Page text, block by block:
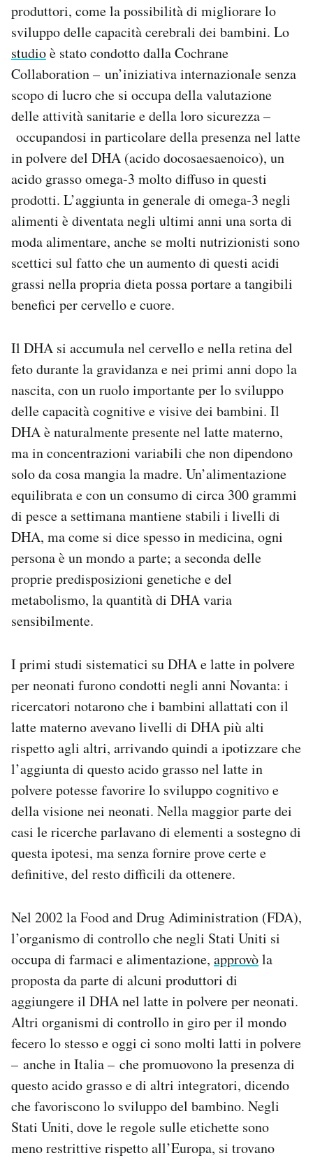
Area Personale
Newsletter
Notifiche mobile
Regala il Post
produttori, come la possibilità di migliorare lo
sviluppo delle capacità cerebrali dei bambini. Lo
studioè stato condotto dalla Cochrane
Collaboration – un’iniziativa internazionale senza
scopo di lucro che si occupa della valutazione
delle attività sanitarie e della loro sicurezza –
occupandosi in particolare della presenza nel latte
in polvere del DHA (acido docosaesaenoico), un
acido grasso omega-3 molto diffuso in questi
prodotti. L’aggiunta in generale di omega-3 negli
alimenti è diventata negli ultimi anni una sorta di
moda alimentare, anche se molti nutrizionisti sono
scettici sul fatto che un aumento di questi acidi
grassi nella propria dieta possa portare a tangibili
benefici per cervello e cuore.
Il DHA si accumula nel cervello e nella retina del
feto durante la gravidanza e nei primi anni dopo la
nascita, con un ruolo importante per lo sviluppo
delle capacità cognitive e visive dei bambini. Il
DHA è naturalmente presente nel latte materno,
ma in concentrazioni variabili che non dipendono
solo da cosa mangia la madre. Un’alimentazione
equilibrata e con un consumo di circa 300 grammi
di pesce a settimana mantiene stabili i livelli di
DHA, ma come si dice spesso in medicina, ogni
persona è un mondo a parte; a seconda delle
proprie predisposizioni genetiche e del
metabolismo, la quantità di DHA varia
sensibilmente.
I primi studi sistematici su DHA e latte in polvere
per neonati furono condotti negli anni Novanta: i
ricercatori notarono che i bambini allattati con il
latte materno avevano livelli di DHA più alti
rispetto agli altri, arrivando quindi a ipotizzare che
l’aggiunta di questo acido grasso nel latte in
polvere potesse favorire lo sviluppo cognitivo e
della visione nei neonati. Nella maggior parte dei
casi le ricerche parlavano di elementi a sostegno di
questa ipotesi, ma senza fornire prove certe e
definitive, del resto difficili da ottenere.
Nel 2002 la Food and Drug Adiministration (FDA),
l’organismo di controllo che negli Stati Uniti si
occupa di farmaci e alimentazione, approvòla
proposta da parte di alcuni produttori di
aggiungere il DHA nel latte in polvere per neonati.
Altri organismi di controllo in giro per il mondo
fecero lo stesso e oggi ci sono molti latti in polvere
– anche in Italia – che promuovono la presenza di
questo acido grasso e di altri integratori, dicendo
che favoriscono lo sviluppo del bambino. Negli
Stati Uniti, dove le regole sulle etichette sono
meno restrittive rispetto all’Europa, si trovano